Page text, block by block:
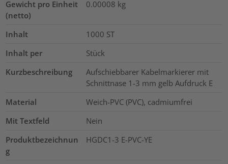
Gewicht pro Einheit
(netto)
0.00008 kg
Inhalt 1000 ST
Inhalt per
Stück
Kurzbeschreibung
Aufschiebbarer Kabelmarkierer mit
Schnittnase 1-3 mm gelb Aufdruck E
Material
Weich-PVC (PVC), cadmiumfrei
Mit Textfeld
Nein
Produktbezeichnun
g
HGDC1-3 E-PVC-YE